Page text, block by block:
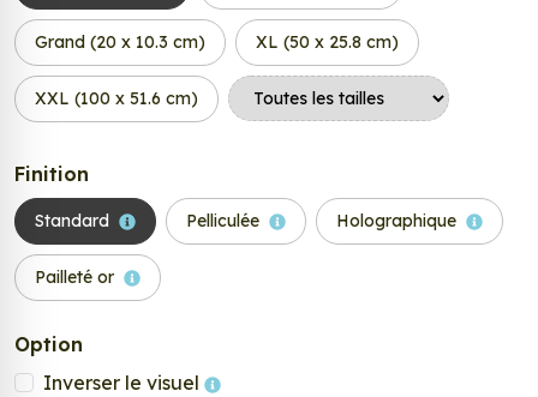
Grand (20 x 10.3 cm) XL (50 x 25.8 cm)
XXL (100 x 51.6 cm)
Finition
Standard Pelliculée Holographique
Pailleté or
Option
Inverser le visuel